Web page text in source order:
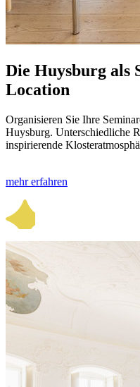
Die Huysburg als
Location
Organisieren Sie Ihre
Huysburg. Unterschiedliche
inspirierende
mehr erfahren